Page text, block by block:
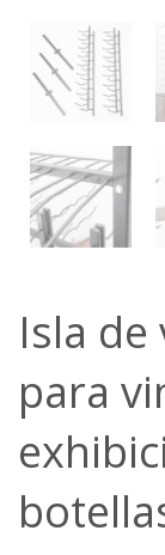
Isla
para